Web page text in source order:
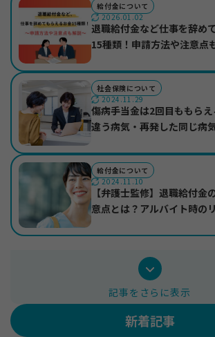
給付金について
2026.01.02
退職給付金など仕事を辞め
15種類！申請方法や注意点
社会保険について
2024.11.29
傷病手当金は2回目ももら
違う病気・再発した同じ病
給付金について
2024.11.10
【弁護士監修】退職給付金
意点とは？アルバイト時の
記事をさらに表示
新着記事